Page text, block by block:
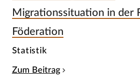
Migrationssituation in der
Föderation
Statistik
Zum Beitrag